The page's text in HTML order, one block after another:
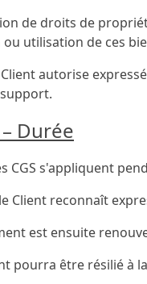
de droits de
utilisation de ces
autorise
Durée
CGS s'appliquent
Client reconnaît
est ensuite
pourra être résilié à